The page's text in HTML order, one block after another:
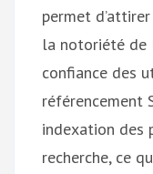
permet
la notoriété de
confiance des
référencement
indexation des
recherche, ce